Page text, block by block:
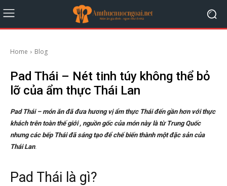
Home Blog
Pad Thái – Nét tinh túy không thể bỏ
lỡ của ẩm thực Thái Lan
Pad Thái – món ăn đã đưa hương vị ẩm thực Thái đến gần hơn với thực
khách trên toàn thế giới , nguồn gốc của món này là từ Trung Quốc
nhưng các bếp Thái đã sáng tạo để chế biến thành một đặc sản của
Thái Lan.
Pad Thái là gì?